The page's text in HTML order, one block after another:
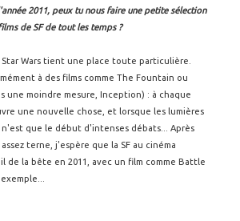
2011, peux tu nous faire une petite sélection
de SF de tout les temps ?
Wars tient une place toute particulière.
à des films comme The Fountain ou
une moindre mesure, Inception) : à chaque
une nouvelle chose, et lorsque les lumières
n'est que le début d'intenses débats... Après
terne, j'espère que la SF au cinéma
de la bête en 2011, avec un film comme Battle